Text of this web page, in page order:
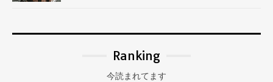
Ranking
今読まれてます